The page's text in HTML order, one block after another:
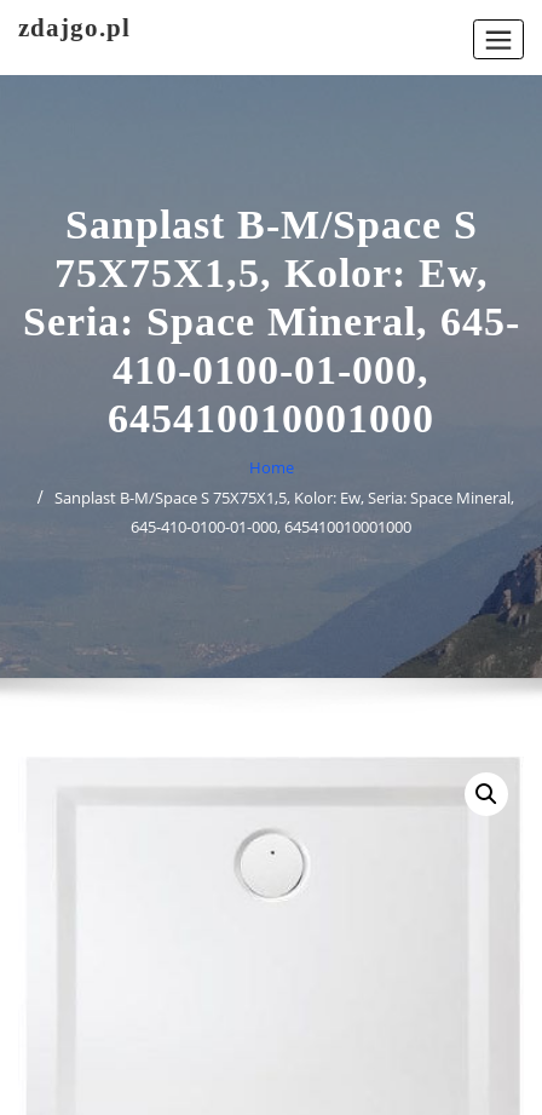
zdajgo.pl
Sanplast B-M/Space S
75X75X1,5, Kolor: Ew,
Seria: Space Mineral, 645-
410-0100-01-000,
645410010001000
Home
Sanplast B-M/Space S 75X75X1,5, Kolor: Ew, Seria: Space Mineral,
645-410-0100-01-000, 645410010001000